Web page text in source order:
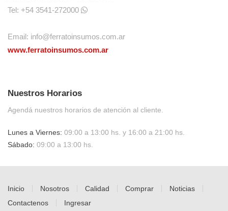
Tel: +54 3541-272000
Email: info@ferratoinsumos.com.ar
www.ferratoinsumos.com.ar
Nuestros Horarios
Agendá nuestros horarios de atención al cliente.
Lunes a Viernes: 09:00 a 13:00 hs. y 16:00 a 21:00 hs.
Sábado: 09:00 a 13:00 hs.
Inicio Nosotros Calidad Comprar
Noticias
Contactenos
Ingresar